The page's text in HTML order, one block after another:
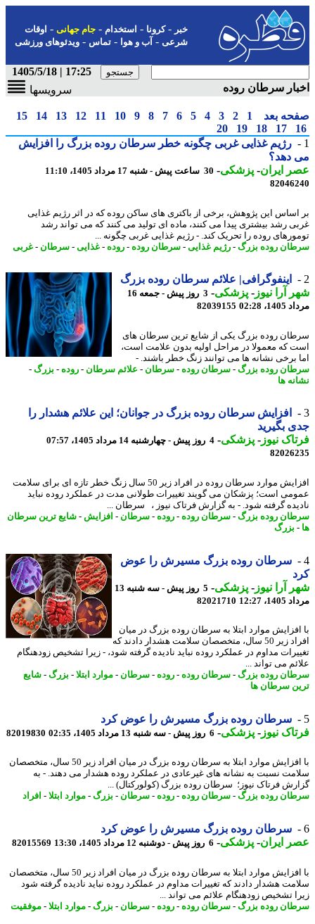
-کرونا-استخدام- جام جهانی-اوقات
شرعی-آب و هوا-تماس-ویدئوهای ورزشی
17:25 | 1405/5/18
سرطان روده
سرویسها
بعد 1
2
3
4
5
6
7
8
9
10
11
12
13
14
15
17
18
19
20
رژیم غذایی غربی چگونه خطر سرطان روده بزرگ را افزایش
دهد؟
ایران- پزشکی-30 ساعت پیش - شنبه 17 مرداد 1405، 11:10
این پژوهش، برخی از باکتری های ساکن روده که در اثر رژیم غذایی
رشد بیشتری پیدا می کنند، ماده ای تولید می کنند که می تواند رشد
روده را تحریک کند. - رژیم غذایی غربی چگونه ...
روده بزرگ- رژیم غذایی- سرطان روده-روده-غذایی- سرطان -غربی
اینفوگرافی| علائم سرطان روده بزرگ
آرا نیوز-پزشکی-
3 روز پیش - جمعه 16
02:28
82039155
روده بزرگ یکی از شایع ترین سرطان های
که معمولا در مراحل اولیه بدون علامت است،
برخی نشانه ها می توانند زنگ خطر باشند. -
روده بزرگ- سرطان روده-سرطان -علائم سرطان -روده-بزرگ-
ها
افزایش سرطان روده بزرگ در جوانان؛ این علائم هشدار را
بگیرید
نیوز-پزشکی-4 روز پیش - چهارشنبه 14 مرداد 1405، 07:57
افزایش موارد سرطان روده در افراد زیر 50 سال زنگ خطر تازه ای برای سلامت
است؛ پزشکان می گویند تغییرات طولانی مدت در عملکرد روده نباید
گرفته شود. - به گزارش فرتاک نیوز ، سرطان ...
روده بزرگ- سرطان روده-روده-سرطان -افزایش -شایع ترین سرطان
بزرگ
سرطان روده بزرگ مسیرش را عوض
آرا نیوز-پزشکی-
5 روز پیش - سه شنبه 13
12:27
82021710
موارد ابتلا به سرطان روده بزرگ در میان
افراد زیر 50 سال، متخصصان سلامت هشدار دادند که
مداوم در عملکرد روده نباید نادیده گرفته شود، - زیرا تشخیص زودهنگام
می تواند ...
روده بزرگ- سرطان روده-روده-سرطان -موارد ابتلا-بزرگ- شایع
سرطان ها
سرطان روده بزرگ مسیرش را عوض کرد
نیوز-پزشکی-6 روز پیش - سه شنبه 13 مرداد 1405، 02:35 82019830
با افزایش موارد ابتلا به سرطان روده بزرگ در میان افراد زیر 50 سال، متخصصان
نسبت به نشانه های غیرعادی در عملکرد روده هشدار می دهند. - به
فرتاک نیوز؛ سرطان روده بزرگ (کولورکتال) ...
روده بزرگ- سرطان روده-روده-سرطان -بزرگ- موارد ابتلا-افراد
سرطان روده بزرگ مسیرش را عوض کرد
ایران- پزشکی-6 روز پیش - دوشنبه 12 مرداد 1405، 13:30 82015569
با افزایش موارد ابتلا به سرطان روده بزرگ در میان افراد زیر 50 سال، متخصصان
هشدار دادند که تغییرات مداوم در عملکرد روده نباید نادیده گرفته شود
تشخیص زودهنگام علائم می تواند ...
روده بزرگ- سرطان روده-روده-سرطان -بزرگ- موارد ابتلا-موفقیت